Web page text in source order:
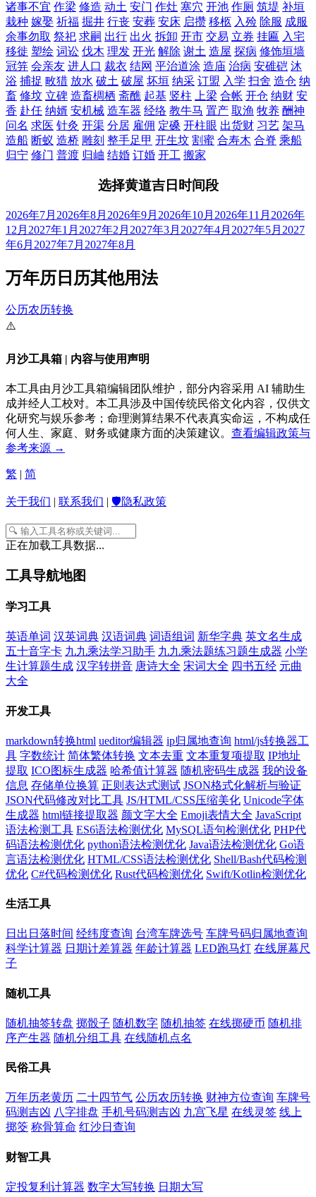
诸事不宜 作梁 修造 动土 安门 作灶 塞穴 开池 作厕 筑堤 补垣
栽种 嫁娶 祈福 掘井 行丧 安葬 安床 启攒 移柩 入殓 除服 成服
余事勿取 祭祀 求嗣 出行 出火 拆卸 开市 交易 立券 挂匾 入宅
移徙 塑绘 词讼 伐木 理发 开光 解除 谢土 造屋 探病 修饰垣墙
冠笄 会亲友 进人口 裁衣 结网 平治道涂 造庙 治病 安碓硙 沐
浴 捕捉 畋猎 放水 破土 破屋 坏垣 纳采 订盟 入学 扫舍 造仓 纳
畜 修坟 立碑 造畜椆栖 斋醮 起基 竖柱 上梁 合帐 开仓 纳财 安
香 赴任 纳婿 安机械 造车器 经络 教牛马 置产 取渔 牧养 酬神
问名 求医 针灸 开渠 分居 雇佣 定磉 开柱眼 出货财 习艺 架马
造船 断蚁 造桥 雕刻 整手足甲 开生坟 割蜜 合寿木 合脊 乘船
归宁 修门 普渡 归岫 结婚 订婚 开工 搬家
选择黄道吉日时间段
2026年7月 2026年8月 2026年9月 2026年10月 2026年11月 2026年
12月 2027年1月 2027年2月 2027年3月 2027年4月 2027年5月 2027
年6月 2027年7月 2027年8月
万年历日历其他用法
公历农历转换
⚠️
月沙工具箱 | 内容与使用声明
本工具由月沙工具箱编辑团队维护，部分内容采用 AI 辅助生
成并经人工校对。本工具涉及中国传统民俗文化内容，仅供文
化研究与娱乐参考；命理测算结果不代表真实命运，不构成任
何人生、家庭、财务或健康方面的决策建议。 查看编辑政策与
参考来源 →
繁 | 简
关于我们 | 联系我们 | 🛡️隐私政策
正在加载工具数据...
工具导航地图
学习工具
英语单词 汉英词典 汉语词典 词语组词 新华字典 英文名生成
五十音字卡 九九乘法学习助手 九九乘法题练习题生成器 小学
生计算题生成 汉字转拼音 唐诗大全 宋词大全 四书五经 元曲
大全
开发工具
markdown转换html ueditor编辑器 ip归属地查询 html/js转换器工
具 字数统计 简体繁体转换 文本去重 文本重复项提取 IP地址
提取 ICO图标生成器 哈希值计算器 随机密码生成器 我的设备
信息 存储单位换算 正则表达式测试 JSON格式化解析与验证
JSON代码修改对比工具 JS/HTML/CSS压缩美化 Unicode字体
生成器 html链接提取器 颜文字大全 Emoji表情大全 JavaScript
语法检测工具 ES6语法检测优化 MySQL语句检测优化 PHP代
码语法检测优化 python语法检测优化 Java语法检测优化 Go语
言语法检测优化 HTML/CSS语法检测优化 Shell/Bash代码检测
优化 C#代码检测优化 Rust代码检测优化 Swift/Kotlin检测优化
生活工具
日出日落时间 经纬度查询 台湾车牌选号 车牌号码归属地查询
科学计算器 日期计差算器 年龄计算器 LED跑马灯 在线屏幕尺
子
随机工具
随机抽签转盘 掷骰子 随机数字 随机抽签 在线掷硬币 随机排
序产生器 随机分组工具 在线随机点名
民俗工具
万年历老黄历 二十四节气 公历农历转换 财神方位查询 车牌号
码测吉凶 八字排盘 手机号码测吉凶 九宫飞星 在线灵签 线上
掷筊 称骨算命 红沙日查询
财智工具
定投复利计算器 数字大写转换 日期大写